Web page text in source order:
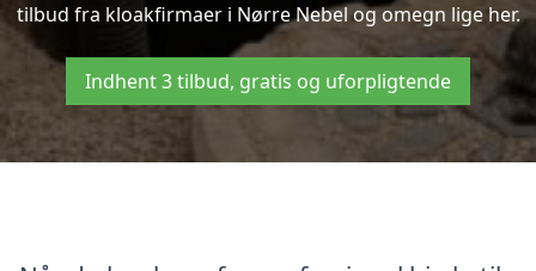
tilbud fra kloakfirmaer i Nørre Nebel og omegn lige her.
Indhent 3 tilbud, gratis og uforpligtende